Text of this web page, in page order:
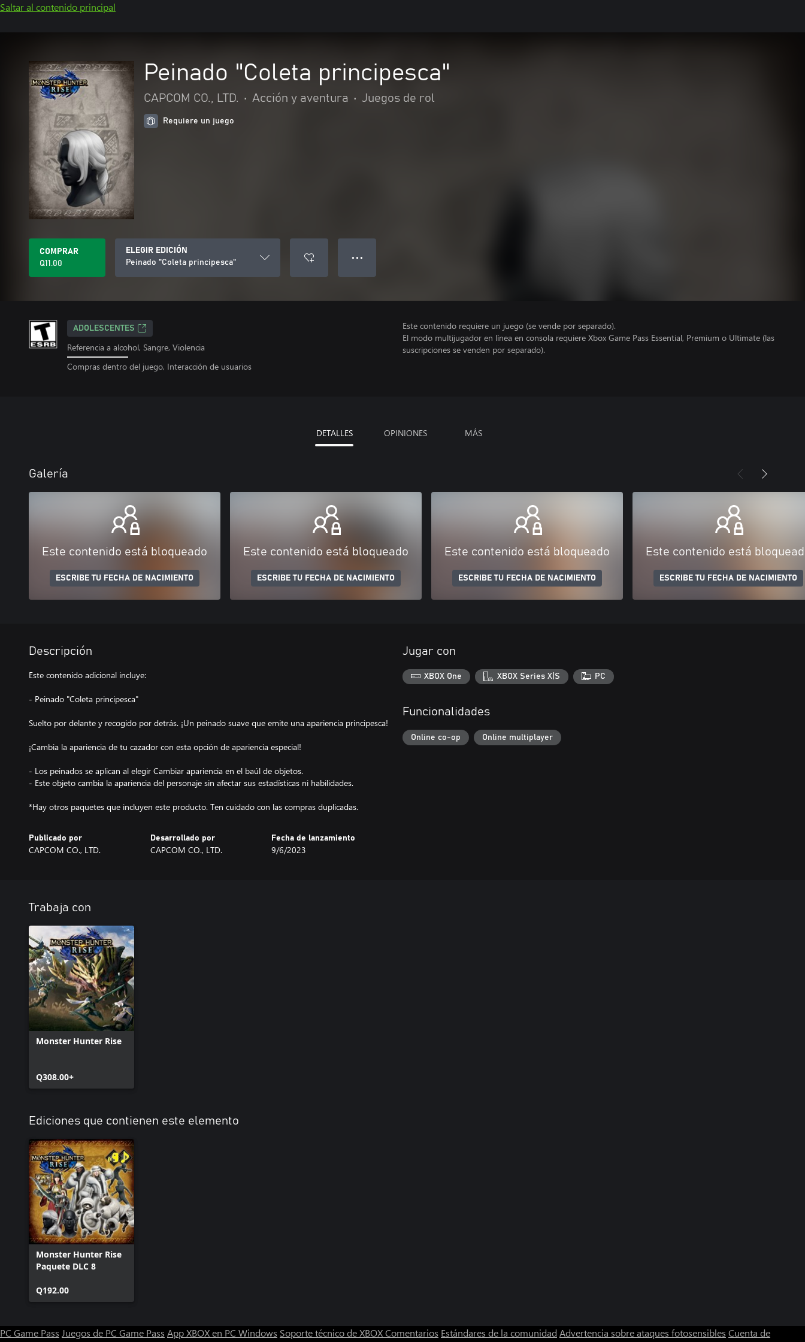
Saltar al contenido principal
Peinado "Coleta principesca"
CAPCOM CO., LTD. • Acción y aventura • Juegos de rol
Requiere un juego
COMPRAR
Q11.00
ELEGIR EDICIÓN
Peinado "Coleta principesca"
● ● ●
ADOLESCENTES
Referencia a alcohol, Sangre, Violencia
Compras dentro del juego, Interacción de usuarios
Este contenido requiere un juego (se vende por separado).
El modo multijugador en línea en consola requiere Xbox Game Pass Essential, Premium o Ultimate (las
suscripciones se venden por separado).
DETALLES OPINIONES MÁS
Galería
Este contenido está bloqueado
ESCRIBE TU FECHA DE NACIMIENTO
Este contenido está bloqueado
ESCRIBE TU FECHA DE NACIMIENTO
Este contenido está bloqueado
ESCRIBE TU FECHA DE NACIMIENTO
Este contenido está
ESCRIBE TU FECHA DE NACIMIENTO
Descripción
Este contenido adicional incluye:
- Peinado "Coleta principesca"
Suelto por delante y recogido por detrás. ¡Un peinado suave que emite una apariencia principesca!
¡Cambia la apariencia de tu cazador con esta opción de apariencia especial!
- Los peinados se aplican al elegir Cambiar apariencia en el baúl de objetos.
- Este objeto cambia la apariencia del personaje sin afectar sus estadísticas ni habilidades.
*Hay otros paquetes que incluyen este producto. Ten cuidado con las compras duplicadas.
Publicado por
CAPCOM CO., LTD.
Desarrollado por
CAPCOM CO., LTD.
Fecha de lanzamiento
9/6/2023
Jugar con
XBOX One XBOX Series X|S PC
Funcionalidades
Online co-op Online multiplayer
Trabaja con
Monster Hunter Rise
Q308.00+
Ediciones que contienen este elemento
Monster Hunter Rise
Paquete DLC 8
Q192.00
PC Game Pass Juegos de PC Game Pass App XBOX en PC Windows Soporte técnico de XBOXComentarios Estándares de la comunidad Advertencia sobre ataques fotosensibles Cuenta de